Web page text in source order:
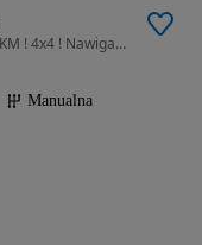
2400 cm3 • 163 KM • Piękne XC60 2,4 D ! 163 KM ! 4x4 ! Nawigacja ! Bogate wyposażenie !
Manualna